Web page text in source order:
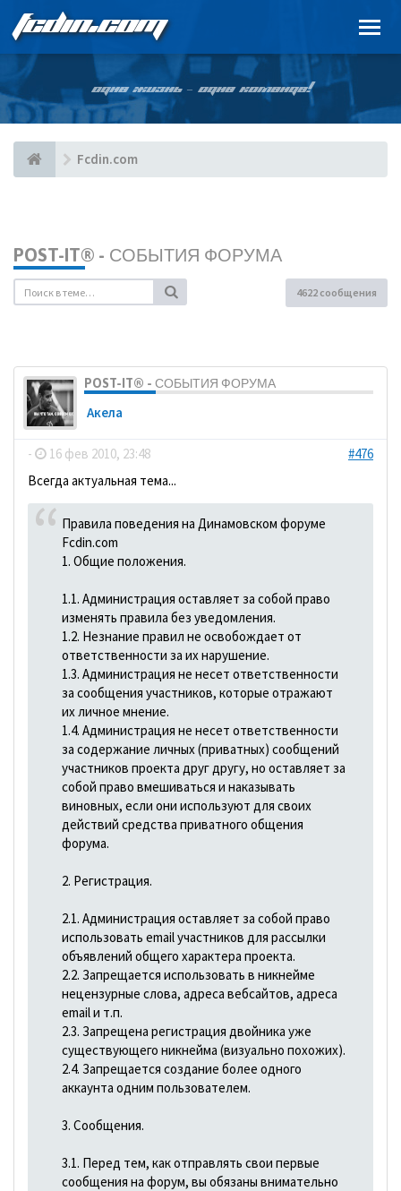
FCDIN.COM
ОДНА ЖИЗНЬ – ОДНА КОМАНДА!
Fcdin.com
POST-IT® - СОБЫТИЯ ФОРУМА
4622 сообщения
POST-IT® - СОБЫТИЯ ФОРУМА
Акела
- 16 фев 2010, 23:48
#476
Всегда актуальная тема...
Правила поведения на Динамовском форуме
Fcdin.com
1. Общие положения.
1.1. Администрация оставляет за собой право
изменять правила без уведомления.
1.2. Незнание правил не освобождает от
ответственности за их нарушение.
1.3. Администрация не несет ответственности
за сообщения участников, которые отражают
их личное мнение.
1.4. Администрация не несет ответственности
за содержание личных (приватных) сообщений
участников проекта друг другу, но оставляет за
собой право вмешиваться и наказывать
виновных, если они используют для своих
действий средства приватного общения
форума.
2. Регистрация.
2.1. Администрация оставляет за собой право
использовать email участников для рассылки
объявлений общего характера проекта.
2.2. Запрещается использовать в никнейме
нецензурные слова, адреса вебсайтов, адреса
email и т.п.
2.3. Запрещена регистрация двойника уже
существующего никнейма (визуально похожих).
2.4. Запрещается создание более одного
аккаунта одним пользователем.
3. Сообщения.
3.1. Перед тем, как отправлять свои первые
сообщения на форум, вы обязаны внимательно